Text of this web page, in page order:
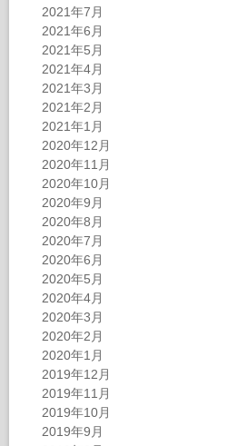
2021年7月
2021年6月
2021年5月
2021年4月
2021年3月
2021年2月
2021年1月
2020年12月
2020年11月
2020年10月
2020年9月
2020年8月
2020年7月
2020年6月
2020年5月
2020年4月
2020年3月
2020年2月
2020年1月
2019年12月
2019年11月
2019年10月
2019年9月